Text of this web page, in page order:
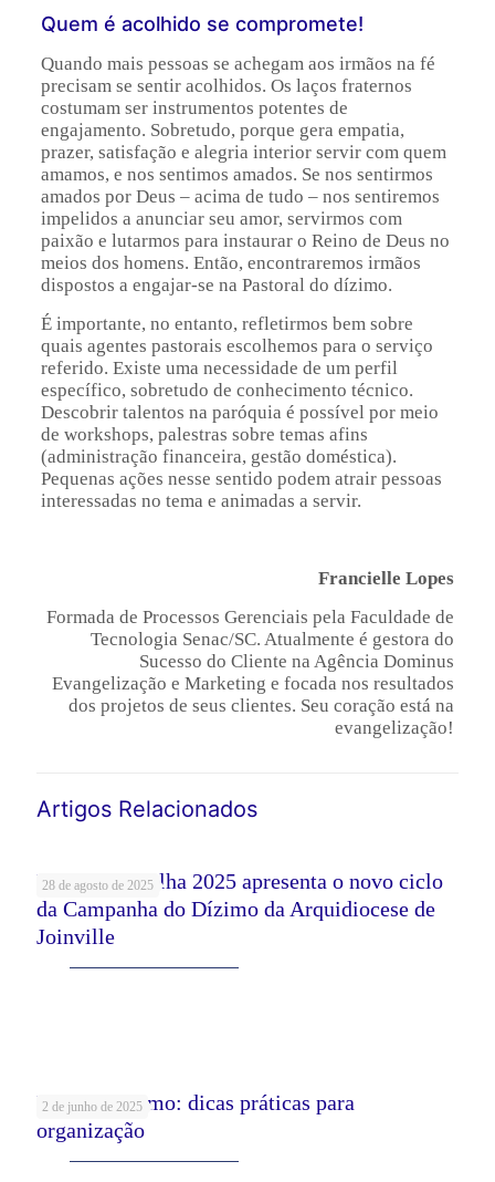
Quem é acolhido se compromete!
Quando mais pessoas se achegam aos irmãos na fé
precisam se sentir acolhidos. Os laços fraternos
costumam ser instrumentos potentes de
engajamento. Sobretudo, porque gera empatia,
prazer, satisfação e alegria interior servir com quem
amamos, e nos sentimos amados. Se nos sentirmos
amados por Deus – acima de tudo – nos sentiremos
impelidos a anunciar seu amor, servirmos com
paixão e lutarmos para instaurar o Reino de Deus no
meios dos homens. Então, encontraremos irmãos
dispostos a engajar-se na Pastoral do dízimo.
É importante, no entanto, refletirmos bem sobre
quais agentes pastorais escolhemos para o serviço
referido. Existe uma necessidade de um perfil
específico, sobretudo de conhecimento técnico.
Descobrir talentos na paróquia é possível por meio
de workshops, palestras sobre temas afins
(administração financeira, gestão doméstica).
Pequenas ações nesse sentido podem atrair pessoas
interessadas no tema e animadas a servir.
Francielle Lopes
Formada de Processos Gerenciais pela Faculdade de
Tecnologia Senac/SC. Atualmente é gestora do
Sucesso do Cliente na Agência Dominus
Evangelização e Marketing e focada nos resultados
dos projetos de seus clientes. Seu coração está na
evangelização!
Artigos Relacionados
28 de agosto de 2025
Festa da Partilha 2025 apresenta o novo ciclo
da Campanha do Dízimo da Arquidiocese de
Joinville
2 de junho de 2025
Mês do Dízimo: dicas práticas para
organização